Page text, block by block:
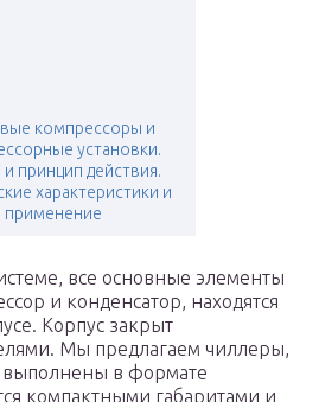
компрессоры и
установки.
и принцип действия.
характеристики и
применение
все основные элементы
и конденсатор, находятся
Корпус закрыт
Мы предлагаем чиллеры,
в формате
компактными габаритами и